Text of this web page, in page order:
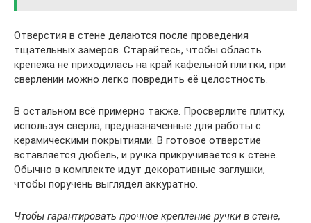
Отверстия в стене делаются после проведения
тщательных замеров. Старайтесь, чтобы область
крепежа не приходилась на край кафельной плитки, при
сверлении можно легко повредить её целостность.
В остальном всё примерно также. Просверлите плитку,
используя сверла, предназначенные для работы с
керамическими покрытиями. В готовое отверстие
вставляется дюбель, и ручка прикручивается к стене.
Обычно в комплекте идут декоративные заглушки,
чтобы поручень выглядел аккуратно.
Чтобы гарантировать прочное крепление ручки в стене,